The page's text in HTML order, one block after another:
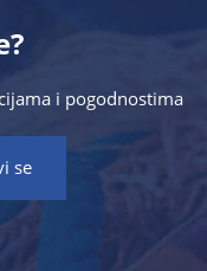
i pogodnostima